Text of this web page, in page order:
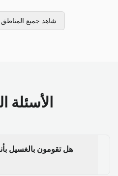
شاهد جميع المناطق
الأسئلة
هل تقومون بالغسيل